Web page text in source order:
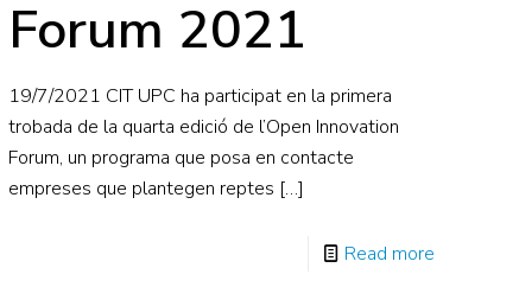
Forum 2021
19/7/2021 CIT UPC ha participat en la primera
trobada de la quarta edició de l’Open Innovation
Forum, un programa que posa en contacte
empreses que plantegen reptes […]
Read more